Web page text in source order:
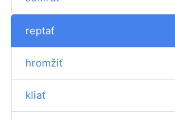
reptať
hromžiť
kliať